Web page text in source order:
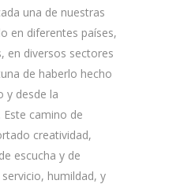
una de nuestras
en diferentes países,
en diversos sectores
de haberlo hecho
y desde la
camino de
creatividad,
escucha y de
humildad, y